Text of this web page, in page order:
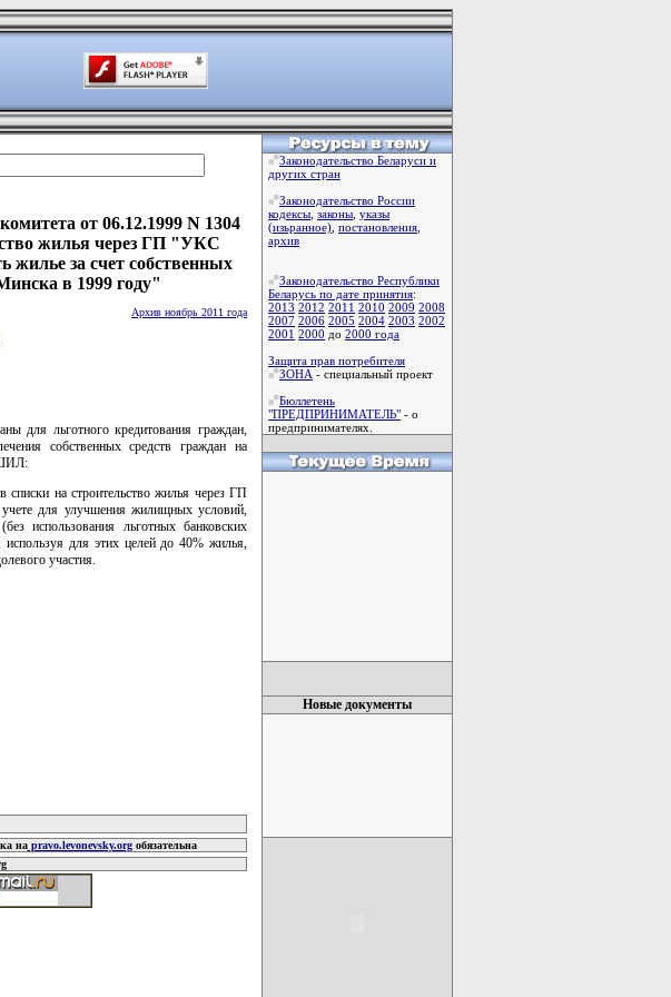
от 06.12.1999 N 1304
жилья через ГП "УКС
за счет собственных
в 1999 году"
Архив ноябрь 2011 года
для льготного кредитования граждан,
собственных средств граждан на
на строительство жилья через ГП
для улучшения жилищных условий,
использования льготных банковских
для этих целей до 40% жилья,
участия.
наpravo.levonevsky.orgобязательна
Законодательство Беларуси и
других стран
Законодательство России
кодексы законы указы
(изьранное) постановления
архив
Законодательство Республики
Беларусь по дате принятия:
2013 2012 2011 2010 2009 2008
2007 2006 2005 2004 2003 2002
2001 2000 до 2000 года
Защита прав потребителя
ЗОНА - специальный проект
Бюллетень
"ПРЕДПРИНИМАТЕЛЬ" - о
предпринимателях.
Новые документы